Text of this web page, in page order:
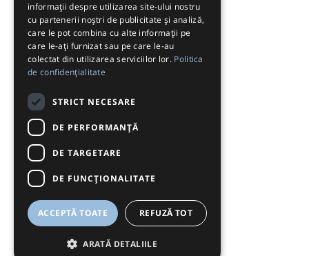
informații despre utilizarea site-ului nostru
cu partenerii noștri de publicitate și analiză,
care le pot combina cu alte informații pe
care le-ați furnizat sau pe care le-au
colectat din utilizarea serviciilor lor. Politica
de confidențialitate
STRICT NECESARE
DE PERFORMANȚĂ
DE TARGETARE
DE FUNCŢIONALITATE
ACCEPTĂ TOATE REFUZĂ TOT
ARATĂ DETALIILE